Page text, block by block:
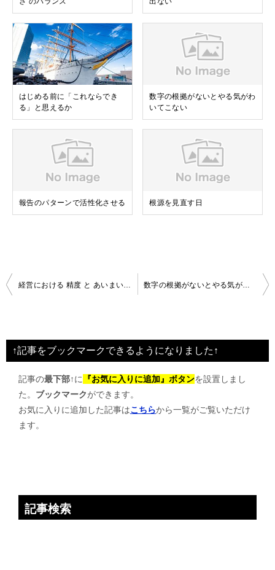
はじめる前に「これならでき
る」と思えるか
数字の根拠がないとやる気がわ
いてこない
報告のパターンで活性化させる 根源を見直す日
投
ビ
ゲ
↑記事をブックマークできるようになりました↑
記事の最下部↑に 『お気に入りに追加』ボタンを設置しまし
た。 ブックマークができます。
お気に入りに追加した記事はこちらから一覧がご覧いただけ
ます。
記事検索